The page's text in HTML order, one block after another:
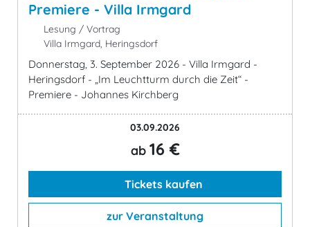
Premiere - Villa Irmgard
Lesung / Vortrag
Villa Irmgard, Heringsdorf
Donnerstag, 3. September 2026 - Villa Irmgard -
Heringsdorf - „Im Leuchtturm durch die Zeit“ -
Premiere - Johannes Kirchberg
03.09.2026
ab 16 €
Tickets kaufen
zur Veranstaltung